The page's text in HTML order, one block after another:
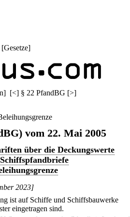
Gesetze]
] [<] § 22 PfandBG [>]
vom 22. Mai 2005
über die Deckungswerte
2023]
ist auf Schiffe und Schiffsbauwerke
eingetragen sind.